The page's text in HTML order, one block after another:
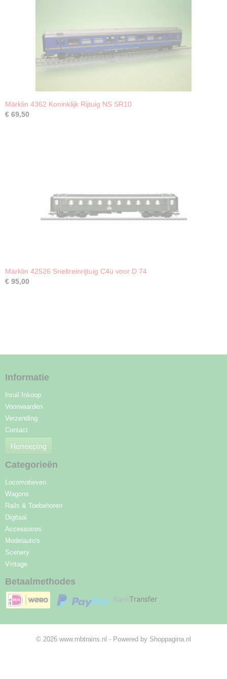
Märklin 4362 Koninklijk Rijtuig NS SR10
€ 69,50
Märklin 42526 Sneltreinrijtuig C4ü voor D 74
€ 95,00
Informatie
Inruil Inkoop
Voorwaarden
Verzending
Contact
Herroeping
Categorieën
Locomotieven
Wagons
Rails & Toebehoren
Digitaal
Accessoires
Modelauto's
Scenery
Vintage
Betaalmethodes
© 2026 www.mbtrains.nl - Powered by Shoppagina.nl